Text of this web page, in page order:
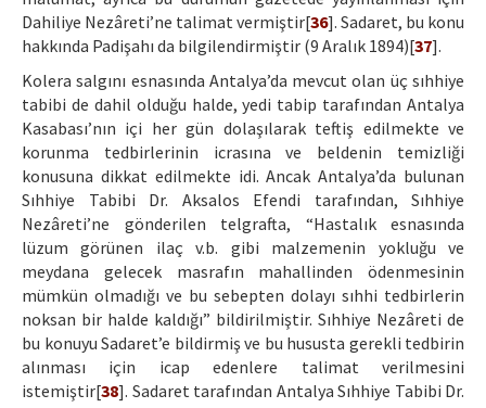
Dahiliye Nezâreti’ne talimat vermiştir[36]. Sadaret, bu konu
hakkında Padişahı da bilgilendirmiştir (9 Aralık 1894)[37].
Kolera salgını esnasında Antalya’da mevcut olan üç sıhhiye
tabibi de dahil olduğu halde, yedi tabip tarafından Antalya
Kasabası’nın içi her gün dolaşılarak teftiş edilmekte ve
korunma tedbirlerinin icrasına ve beldenin temizliği
konusuna dikkat edilmekte idi. Ancak Antalya’da bulunan
Sıhhiye Tabibi Dr. Aksalos Efendi tarafından, Sıhhiye
Nezâreti’ne gönderilen telgrafta, “Hastalık esnasında
lüzum görünen ilaç v.b. gibi malzemenin yokluğu ve
meydana gelecek masrafın mahallinden ödenmesinin
mümkün olmadığı ve bu sebepten dolayı sıhhi tedbirlerin
noksan bir halde kaldığı” bildirilmiştir. Sıhhiye Nezâreti de
bu konuyu Sadaret’e bildirmiş ve bu hususta gerekli tedbirin
alınması için icap edenlere talimat verilmesini
istemiştir[38]. Sadaret tarafından Antalya Sıhhiye Tabibi Dr.